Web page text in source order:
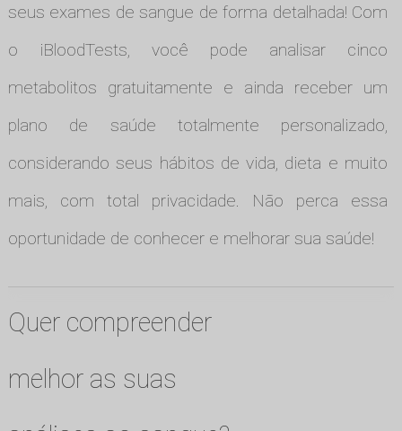
seus exames de sangue de forma detalhada! Com
o iBloodTests, você pode analisar cinco
metabolitos gratuitamente e ainda receber um
plano de saúde totalmente personalizado,
considerando seus hábitos de vida, dieta e muito
mais, com total privacidade. Não perca essa
oportunidade de conhecer e melhorar sua saúde!
Quer compreender
melhor as suas